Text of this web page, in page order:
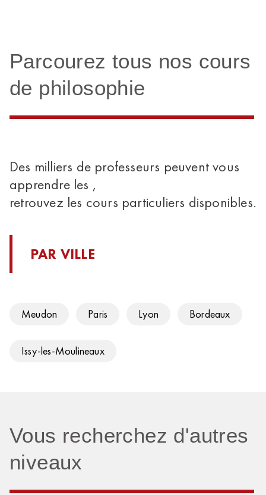
Parcourez tous nos cours
de philosophie
Des milliers de professeurs peuvent vous
apprendre les ,
retrouvez les cours particuliers disponibles.
PAR VILLE
Meudon Paris Lyon Bordeaux
Issy-les-Moulineaux
Vous recherchez d'autres
niveaux